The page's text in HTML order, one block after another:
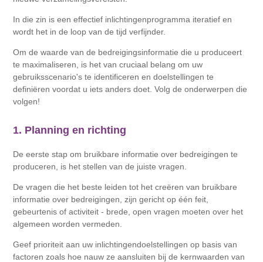
In die zin is een effectief inlichtingenprogramma iteratief en
wordt het in de loop van de tijd verfijnder.
Om de waarde van de bedreigingsinformatie die u produceert
te maximaliseren, is het van cruciaal belang om uw
gebruiksscenario's te identificeren en doelstellingen te
definiëren voordat u iets anders doet. Volg de onderwerpen die
volgen!
1. Planning en richting
De eerste stap om bruikbare informatie over bedreigingen te
produceren, is het stellen van de juiste vragen.
De vragen die het beste leiden tot het creëren van bruikbare
informatie over bedreigingen, zijn gericht op één feit,
gebeurtenis of activiteit - brede, open vragen moeten over het
algemeen worden vermeden.
Geef prioriteit aan uw inlichtingendoelstellingen op basis van
factoren zoals hoe nauw ze aansluiten bij de kernwaarden van